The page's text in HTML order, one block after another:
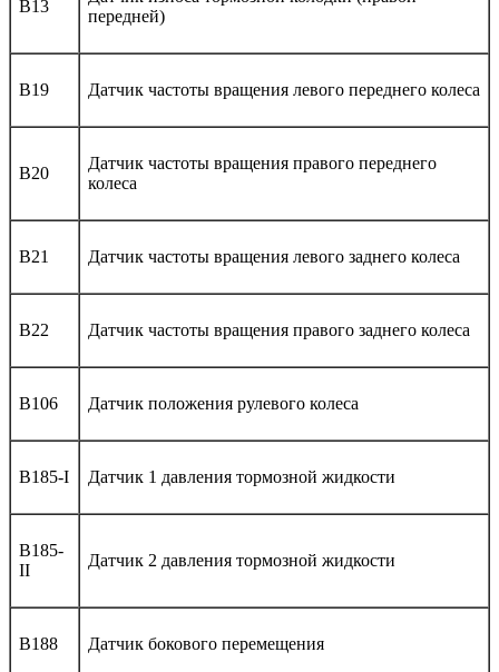
B13
передней)
B19 Датчик частоты вращения левого переднего колеса
B20
Датчик частоты вращения правого переднего
колеса
B21 Датчик частоты вращения левого заднего колеса
B22 Датчик частоты вращения правого заднего колеса
B106 Датчик положения рулевого колеса
B185-I Датчик 1 давления тормозной жидкости
B185-
II
Датчик 2 давления тормозной жидкости
B188 Датчик бокового перемещения